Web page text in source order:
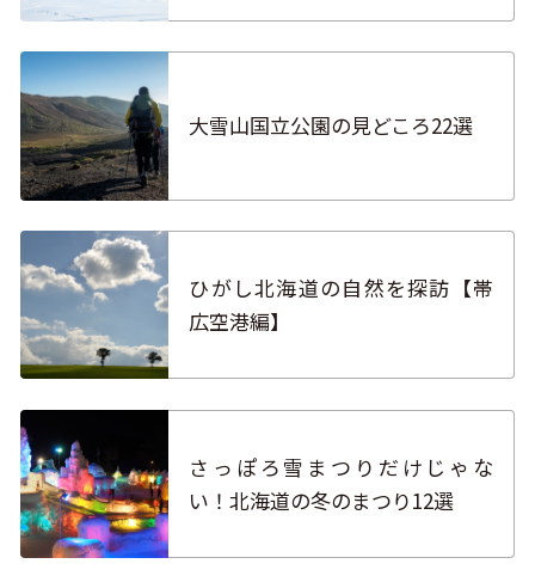
大雪山国立公園の見どころ22選
ひがし北海道の自然を探訪【帯
広空港編】
さっぽろ雪まつりだけじゃな
い！北海道の冬のまつり12選